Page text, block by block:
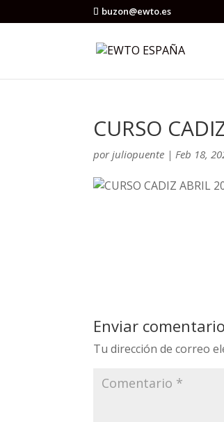
buzon@ewto.es
CURSO
porjuliopuente |Feb 18,
Enviar comentario
Tu dirección de correo